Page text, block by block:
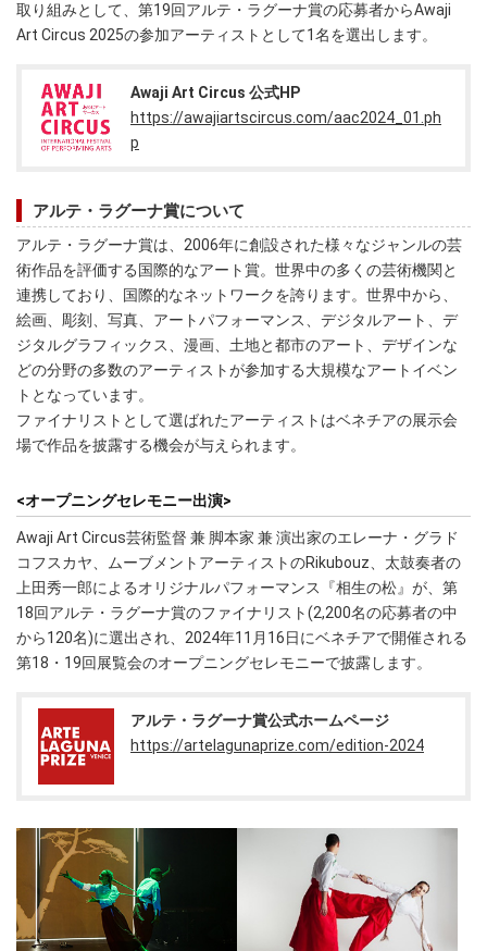
取り組みとして、第19回アルテ・ラグーナ賞の応募者からAwaji
Art Circus 2025の参加アーティストとして1名を選出します。
Awaji Art Circus 公式HP
https://awajiartscircus.com/aac2024_01.ph
p
アルテ・ラグーナ賞について
アルテ・ラグーナ賞は、2006年に創設された様々なジャンルの芸
術作品を評価する国際的なアート賞。世界中の多くの芸術機関と
連携しており、国際的なネットワークを誇ります。世界中から、
絵画、彫刻、写真、アートパフォーマンス、デジタルアート、デ
ジタルグラフィックス、漫画、土地と都市のアート、デザインな
どの分野の多数のアーティストが参加する大規模なアートイベン
トとなっています。
ファイナリストとして選ばれたアーティストはベネチアの展示会
場で作品を披露する機会が与えられます。
<オープニングセレモニー出演>
Awaji Art Circus芸術監督 兼 脚本家 兼 演出家のエレーナ・グラド
コフスカヤ、ムーブメントアーティストのRikubouz、太鼓奏者の
上田秀一郎によるオリジナルパフォーマンス『相生の松』が、第
18回アルテ・ラグーナ賞のファイナリスト(2,200名の応募者の中
から120名)に選出され、2024年11月16日にベネチアで開催される
第18・19回展覧会のオープニングセレモニーで披露します。
アルテ・ラグーナ賞公式ホームページ
https://artelagunaprize.com/edition-2024